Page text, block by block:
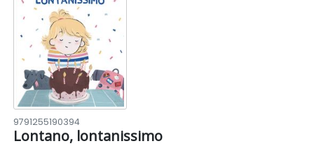
9791255190394
Lontano, lontanissimo